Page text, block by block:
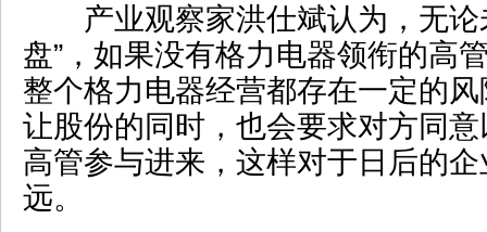
产业观察家洪仕斌认为，无论
盘”，如果没有格力电器领衔的高
整个格力电器经营都存在一定的
让股份的同时，也会要求对方同
高管参与进来，这样对于日后的
远。